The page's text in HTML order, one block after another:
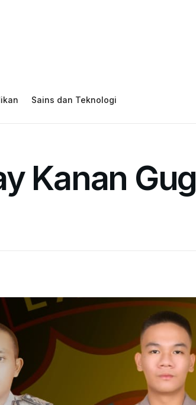
Sains dan Teknologi
Kanan